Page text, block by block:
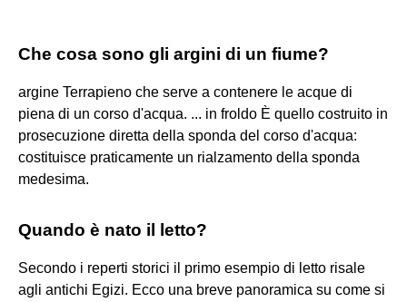
Che cosa sono gli argini di un fiume?
argine Terrapieno che serve a contenere le acque di
piena di un corso d'acqua. ... in froldo È quello costruito in
prosecuzione diretta della sponda del corso d'acqua:
costituisce praticamente un rialzamento della sponda
medesima.
Quando è nato il letto?
Secondo i reperti storici il primo esempio di letto risale
agli antichi Egizi. Ecco una breve panoramica su come si